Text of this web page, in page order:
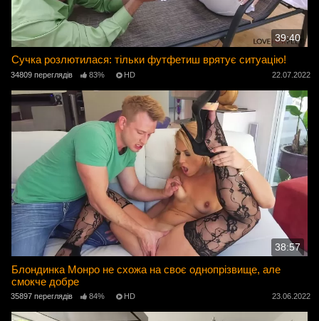
39:40
Сучка розлютилася: тільки футфетиш врятує ситуацію!
34809 переглядів 83% HD 22.07.2022
38:57
Блондинка Монро не схожа на своє однопрізвище, але
смокче добре
35897 переглядів 84% HD 23.06.2022